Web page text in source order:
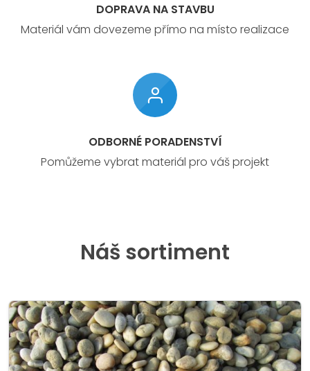
DOPRAVA NA STAVBU
Materiál vám dovezeme přímo na místo realizace
ODBORNÉ PORADENSTVÍ
Pomůžeme vybrat materiál pro váš projekt
Náš sortiment